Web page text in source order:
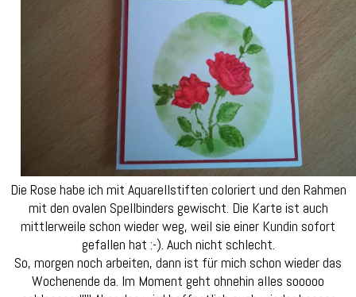
Die Rose habe ich mit Aquarellstiften coloriert und den Rahmen
mit den ovalen Spellbinders gewischt. Die Karte ist auch
mittlerweile schon wieder weg, weil sie einer Kundin sofort
gefallen hat :-). Auch nicht schlecht.
So, morgen noch arbeiten, dann ist für mich schon wieder das
Wochenende da. Im Moment geht ohnehin alles sooooo